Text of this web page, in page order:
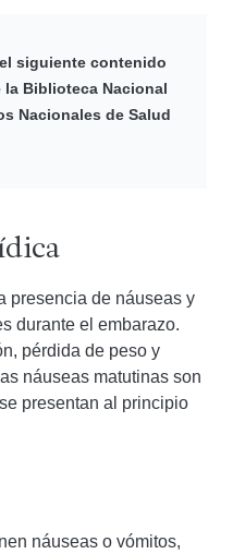
siguiente contenido
Biblioteca Nacional
Nacionales de Salud
presencia de náuseas y
durante el embarazo.
pérdida de peso y
náuseas matutinas son
presentan al principio
náuseas o vómitos,